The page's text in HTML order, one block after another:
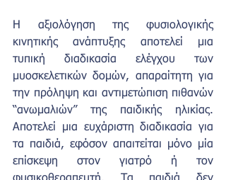
Η αξιολόγηση της φυσιολογικής
κινητικής ανάπτυξης αποτελεί μια
τυπική διαδικασία ελέγχου των
μυοσκελετικών δομών, απαραίτητη για
την πρόληψη και αντιμετώπιση πιθανών
“ανωμαλιών” της παιδικής ηλικίας.
Αποτελεί μια ευχάριστη διαδικασία για
τα παιδιά, εφόσον απαιτείται μόνο μία
επίσκεψη στον γιατρό ή τον